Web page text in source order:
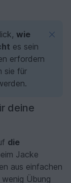
wie
es sein
erfordern
sie für
deine
die
Jacke
aus einfachen
Übung